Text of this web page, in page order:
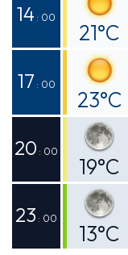
19°C
14 : 00
21°C
Odczuwalna
20°C
17 : 00
23°C
Odczuwalna
22°C
20 : 00
19°C
Odczuwalna
18°C
23 : 00
13°C